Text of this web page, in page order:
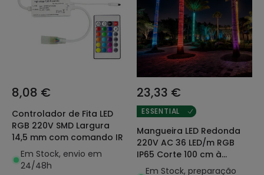
8,08 €
Controlador de Fita LED
RGB 220V SMD Largura
14,5 mm com comando IR
Em Stock, envio em
24/48h
23,33 €
ESSENTIAL
Mangueira LED Redonda
220V AC 36 LED/m RGB
IP65 Corte 100 cm à
Medida
Em Stock, preparação